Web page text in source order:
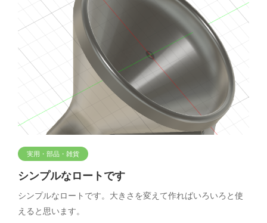
実用・部品・雑貨
シンプルなロートです
シンプルなロートです。大きさを変えて作ればいろいろと使
えると思います。